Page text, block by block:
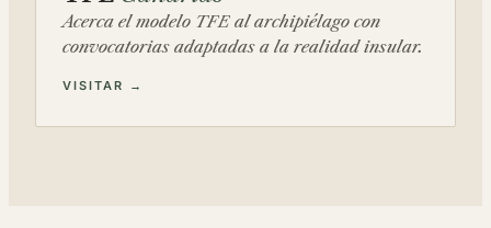
Acerca el modelo TFE al archipiélago con
convocatorias adaptadas a la realidad insular.
VISITAR →